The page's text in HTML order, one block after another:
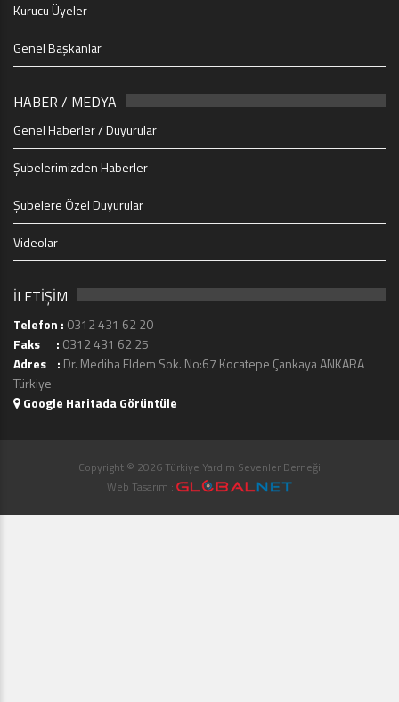
Kurucu Üyeler
Genel Başkanlar
HABER / MEDYA
Genel Haberler / Duyurular
Şubelerimizden Haberler
Şubelere Özel Duyurular
Videolar
İLETİŞİM
Telefon : 0312 431 62 20
Faks : 0312 431 62 25
Adres : Dr. Mediha Eldem Sok. No:67 Kocatepe Çankaya ANKARA
Türkiye
Google Haritada Görüntüle
Copyright © 2026 Türkiye Yardım Sevenler Derneği
Web Tasarım :